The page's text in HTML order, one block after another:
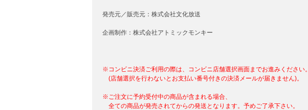
発売元／販売元：株式会社文化放送
企画制作：株式会社アトミックモンキー
※コンビニ決済ご利用の際は、コンビニ店舗選択画面までお進みください。
(店舗選択を行わないとお支払い番号付きの決済メールが届きません)。
※ご注文に予約受付中の商品が含まれる場合、
全ての商品が発売されてからの発送となります。予めご了承下さい。